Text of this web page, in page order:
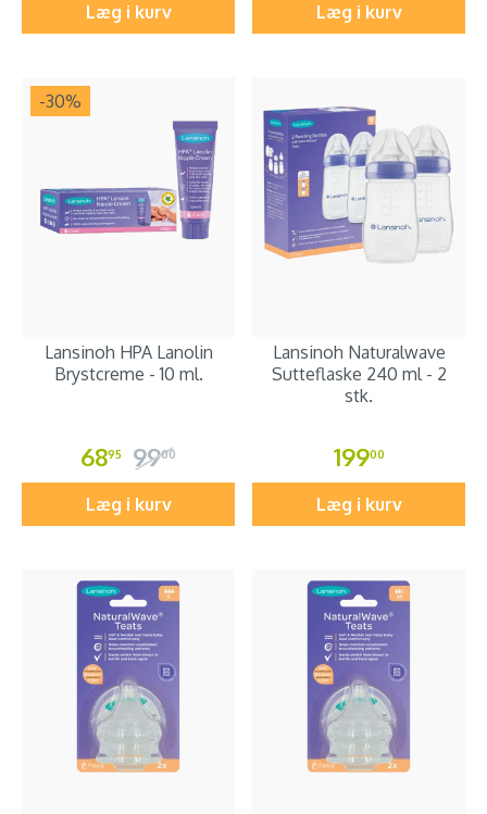
Læg i kurv Læg i kurv
-30%
Lansinoh HPA Lanolin
Brystcreme - 10 ml.
6895 9900
Læg i kurv
Lansinoh Naturalwave
Sutteflaske 240 ml - 2
stk.
19900
Læg i kurv